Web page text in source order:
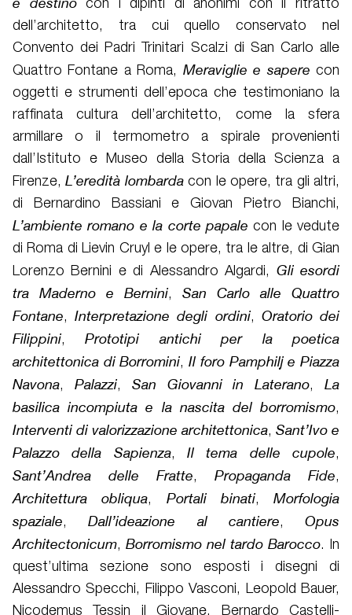
con i dipinti di anonimi con il ritratto
dell’architetto, tra cui quello conservato nel
Convento dei Padri Trinitari Scalzi di San Carlo alle
Quattro Fontane a Roma, Meraviglie e sapere con
oggetti e strumenti dell’epoca che testimoniano la
raffinata cultura dell’architetto, come la sfera
armillare o il termometro a spirale provenienti
dall’Istituto e Museo della Storia della Scienza a
Firenze,L’eredità lombardacon le opere, tra gli altri,
di Bernardino Bassiani e Giovan Pietro Bianchi,
L’ambiente romano e la corte papale con le vedute
di Roma di Lievin Cruyl e le opere, tra le altre, di Gian
Lorenzo Bernini e di Alessandro Algardi, Gli esordi
tra Maderno e Bernini, San Carlo alle Quattro
Fontane,Interpretazione degli ordini, Oratorio dei
Filippini,Prototipi antichi per la poetica
architettonica di Borromini,Il foro Pamphilj e Piazza
Navona, Palazzi, San Giovanni in Laterano,La
basilica incompiuta e la nascita del borromismo,
Interventi di valorizzazione architettonica, Sant’Ivo e
Palazzo della Sapienza,Il tema delle cupole,
Sant’Andrea delle Fratte, Propaganda Fide,
Architettura obliqua, Portali binati, Morfologia
spaziale,Dall’ideazione al cantiere, Opus
Architectonicum, Borromismo nel tardo Barocco. In
quest’ultima sezione sono esposti i disegni di
Alessandro Specchi, Filippo Vasconi, Leopold Bauer,
Nicodemus Tessin il Giovane, Bernardo Castelli-